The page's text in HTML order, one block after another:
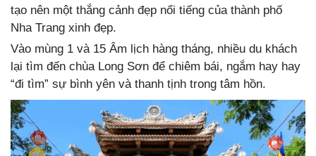
tạo nên một thắng cảnh đẹp nổi tiếng của thành phố
Nha Trang xinh đẹp.
Vào mùng 1 và 15 Âm lịch hàng tháng, nhiều du khách
lại tìm đến chùa Long Sơn để chiêm bái, ngắm hay hay
“đi tìm” sự bình yên và thanh tịnh trong tâm hồn.